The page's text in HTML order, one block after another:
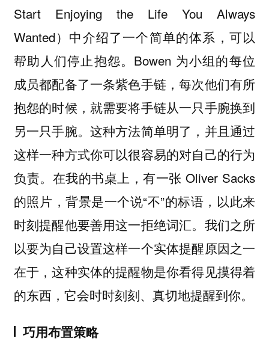
Start Enjoying the Life You Always
Wanted）中介绍了一个简单的体系，可以
帮助人们停止抱怨。Bowen 为小组的每位
成员都配备了一条紫色手链，每次他们有所
抱怨的时候，就需要将手链从一只手腕换到
另一只手腕。这种方法简单明了，并且通过
这样一种方式你可以很容易的对自己的行为
负责。在我的书桌上，有一张 Oliver Sacks
的照片，背景是一个说“不”的标语，以此来
时刻提醒他要善用这一拒绝词汇。我们之所
以要为自己设置这样一个实体提醒原因之一
在于，这种实体的提醒物是你看得见摸得着
的东西，它会时时刻刻、真切地提醒到你。
巧用布置策略